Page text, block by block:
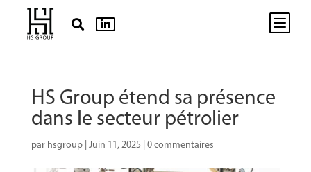
  b
HS Group étend sa présence
dans le secteur pétrolier
par hsgroup| Juin 11, 2025 0 commentaires